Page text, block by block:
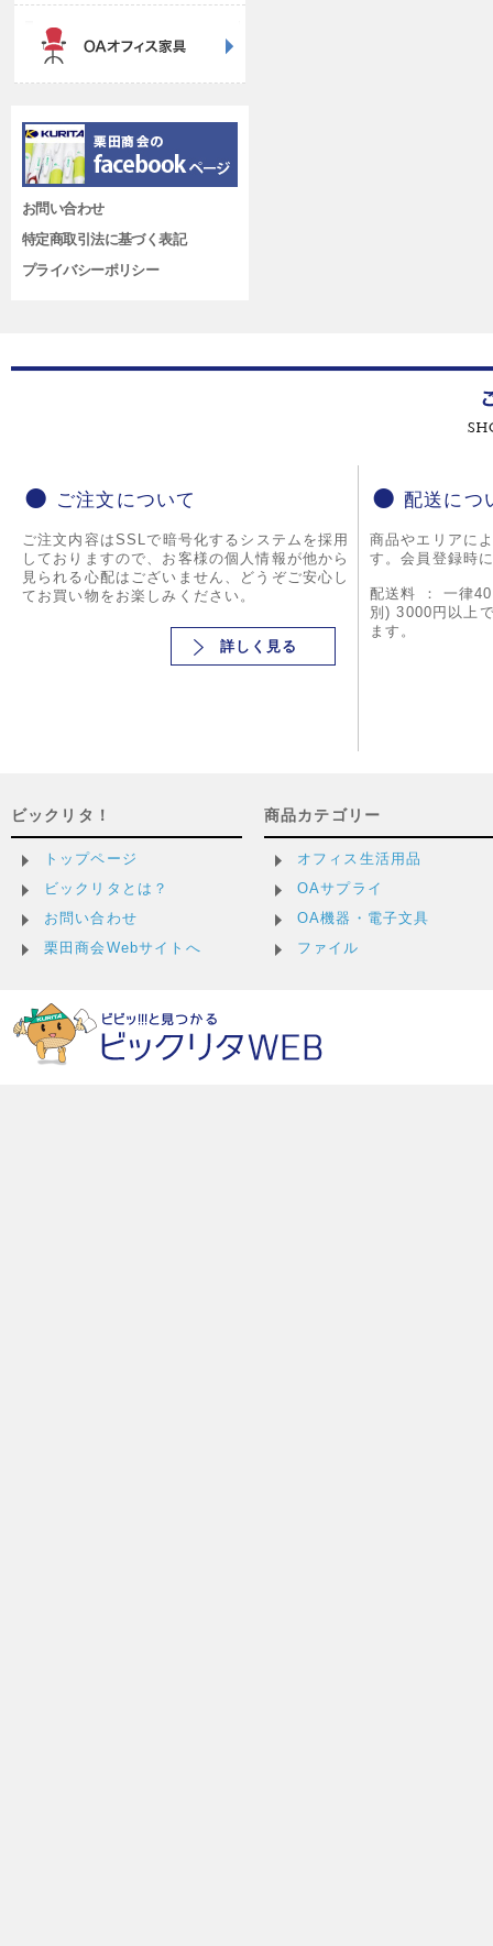
お問い合わせ
特定商取引法に基づく表記
プライバシーポリシー
ご注文について
ご注文内容はSSLで暗号化するシステムを採用
しておりますので、お客様の個人情報が他から
見られる心配はございません、どうぞご安心し
てお買い物をお楽しみください。
詳しく見る
配送につ
商品やエリアに
す。会員登録時
配送料 ： 一律
別) 3000円以上
ます。
ビックリタ！
トップページ
ビックリタとは？
お問い合わせ
栗田商会Webサイトへ
商品カテゴリー
オフィス生活用品
OAサプライ
OA機器・電子文具
ファイル